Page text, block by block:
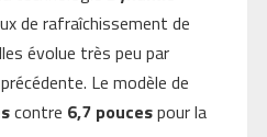
de rafraîchissement de
évolue très peu par
Le modèle de
contre 6,7 poucespour la